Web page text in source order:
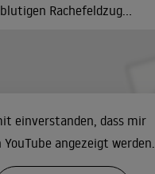
Rachefeldzug...
einverstanden, dass mir
angezeigt werden.